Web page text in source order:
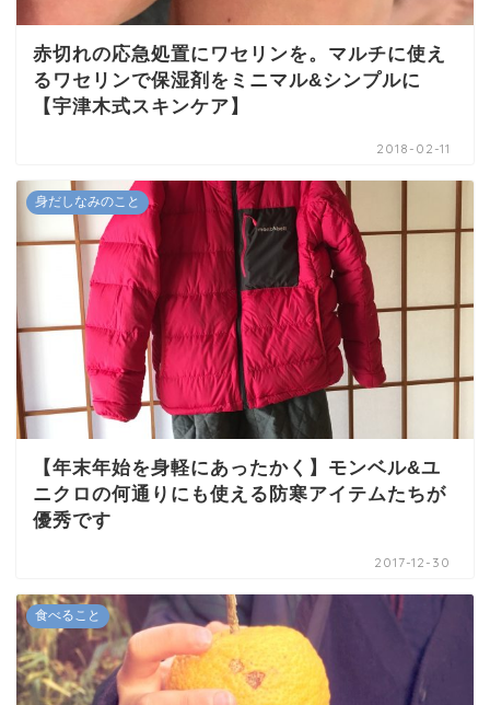
赤切れの応急処置にワセリンを。マルチに使え
るワセリンで保湿剤をミニマル&シンプルに
【宇津木式スキンケア】
2018-02-11
身だしなみのこと
【年末年始を身軽にあったかく】モンベル&ユ
ニクロの何通りにも使える防寒アイテムたちが
優秀です
2017-12-30
食べること